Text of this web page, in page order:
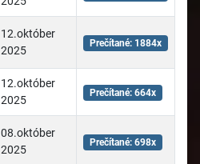
12.október
2025
Prečítané: 1884x
12.október
2025
Prečítané: 664x
08.október
2025
Prečítané: 698x